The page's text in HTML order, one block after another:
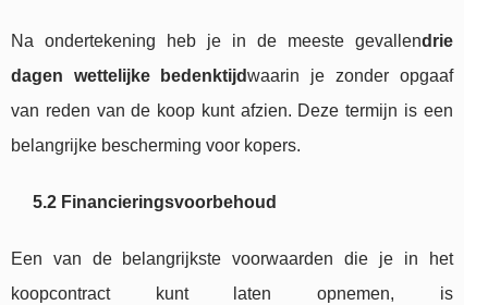
Na ondertekening heb je in de meeste gevallendrie
dagen wettelijke bedenktijdwaarin je zonder opgaaf
van reden van de koop kunt afzien. Deze termijn is een
belangrijke bescherming voor kopers.
5.2 Financieringsvoorbehoud
Een van de belangrijkste voorwaarden die je in het
koopcontract kunt laten opnemen, is